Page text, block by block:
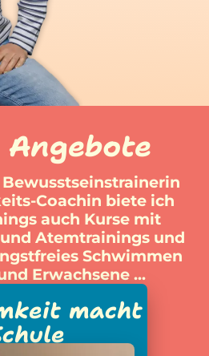
Coachin biete ich
auch Kurse mit
Atemtrainings und
Schwimmen
Erwachsene ...
macht